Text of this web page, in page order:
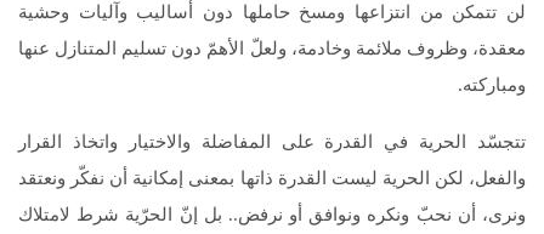
لن تتمكن من انتزاعها ومسخ حاملها دون أساليب وآليات وحشية
معقدة، وظروف ملائمة وخادمة، ولعلّ الأهمّ دون تسليم المتنازل عنها
ومباركته.
تتجسّد الحرية في القدرة على المفاضلة والاختيار واتخاذ القرار
والفعل، لكن الحرية ليست القدرة ذاتها بمعنى إمكانية أن نفكّر ونعتقد
ونرى، أن نحبّ ونكره ونوافق أو نرفض.. بل إنّ الحرّية شرط لامتلاك